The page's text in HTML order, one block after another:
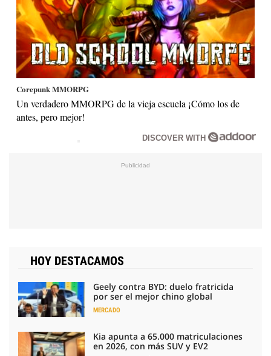
Corepunk MMORPG
Un verdadero MMORPG de la vieja escuela ¡Cómo los de
antes, pero mejor!
DISCOVER WITH
HOY DESTACAMOS
Geely contra BYD: duelo fratricida
por ser el mejor chino global
MERCADO
Kia apunta a 65.000 matriculaciones
en 2026, con más SUV y EV2